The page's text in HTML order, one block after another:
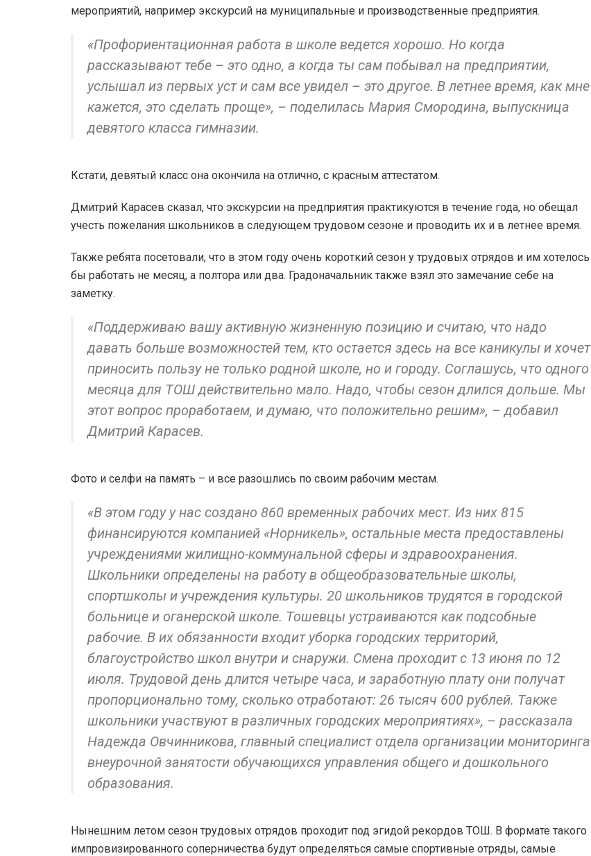
мероприятий, например экскурсий на муниципальные и производственные предприятия.
«Профориентационная работа в школе ведется хорошо. Но когда
рассказывают тебе – это одно, а когда ты сам побывал на предприятии,
услышал из первых уст и сам все увидел – это другое. В летнее время, как мне
кажется, это сделать проще», – поделилась Мария Смородина, выпускница
девятого класса гимназии.
Кстати, девятый класс она окончила на отлично, с красным аттестатом.
Дмитрий Карасев сказал, что экскурсии на предприятия практикуются в течение года, но обещал
учесть пожелания школьников в следующем трудовом сезоне и проводить их и в летнее время.
Также ребята посетовали, что в этом году очень короткий сезон у трудовых отрядов и им хотелось
бы работать не месяц, а полтора или два. Градоначальник также взял это замечание себе на
заметку.
«Поддерживаю вашу активную жизненную позицию и считаю, что надо
давать больше возможностей тем, кто остается здесь на все каникулы и хочет
приносить пользу не только родной школе, но и городу. Соглашусь, что одного
месяца для ТОШ действительно мало. Надо, чтобы сезон длился дольше. Мы
этот вопрос проработаем, и думаю, что положительно решим», – добавил
Дмитрий Карасев.
Фото и селфи на память – и все разошлись по своим рабочим местам.
«В этом году у нас создано 860 временных рабочих мест. Из них 815
финансируются компанией «Норникель», остальные места предоставлены
учреждениями жилищно-коммунальной сферы и здравоохранения.
Школьники определены на работу в общеобразовательные школы,
спортшколы и учреждения культуры. 20 школьников трудятся в городской
больнице и оганерской школе. Тошевцы устраиваются как подсобные
рабочие. В их обязанности входит уборка городских территорий,
благоустройство школ внутри и снаружи. Смена проходит с 13 июня по 12
июля. Трудовой день длится четыре часа, и заработную плату они получат
пропорционально тому, сколько отработают: 26 тысяч 600 рублей. Также
школьники участвуют в различных городских мероприятиях», – рассказала
Надежда Овчинникова, главный специалист отдела организации мониторинга
внеурочной занятости обучающихся управления общего и дошкольного
образования.
Нынешним летом сезон трудовых отрядов проходит под эгидой рекордов ТОШ. В формате такого
импровизированного соперничества будут определяться самые спортивные отряды, самые